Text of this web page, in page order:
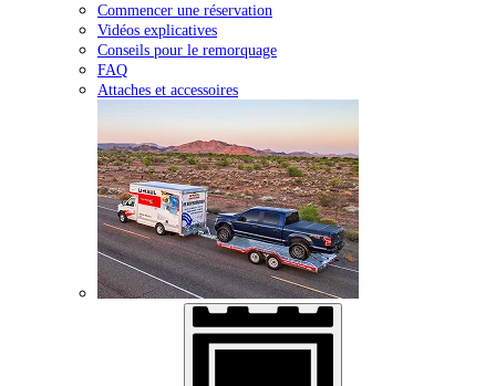
Commencer une réservation
Vidéos explicatives
Conseils pour le remorquage
FAQ
Attaches et accessoires